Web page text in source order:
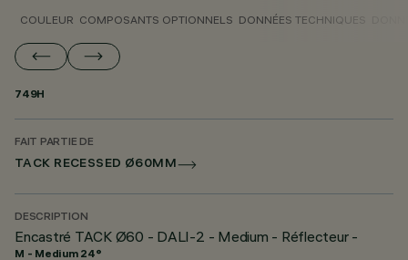
COULEUR COMPOSANTS OPTIONNELS DONNÉES TECHNIQUES
749H
FAIT PARTIE DE
TACK RECESSED Ø60MM
DESCRIPTION
Encastré TACK Ø60 - DALI-2 - Medium - Réflecteur -
M - Medium 24°